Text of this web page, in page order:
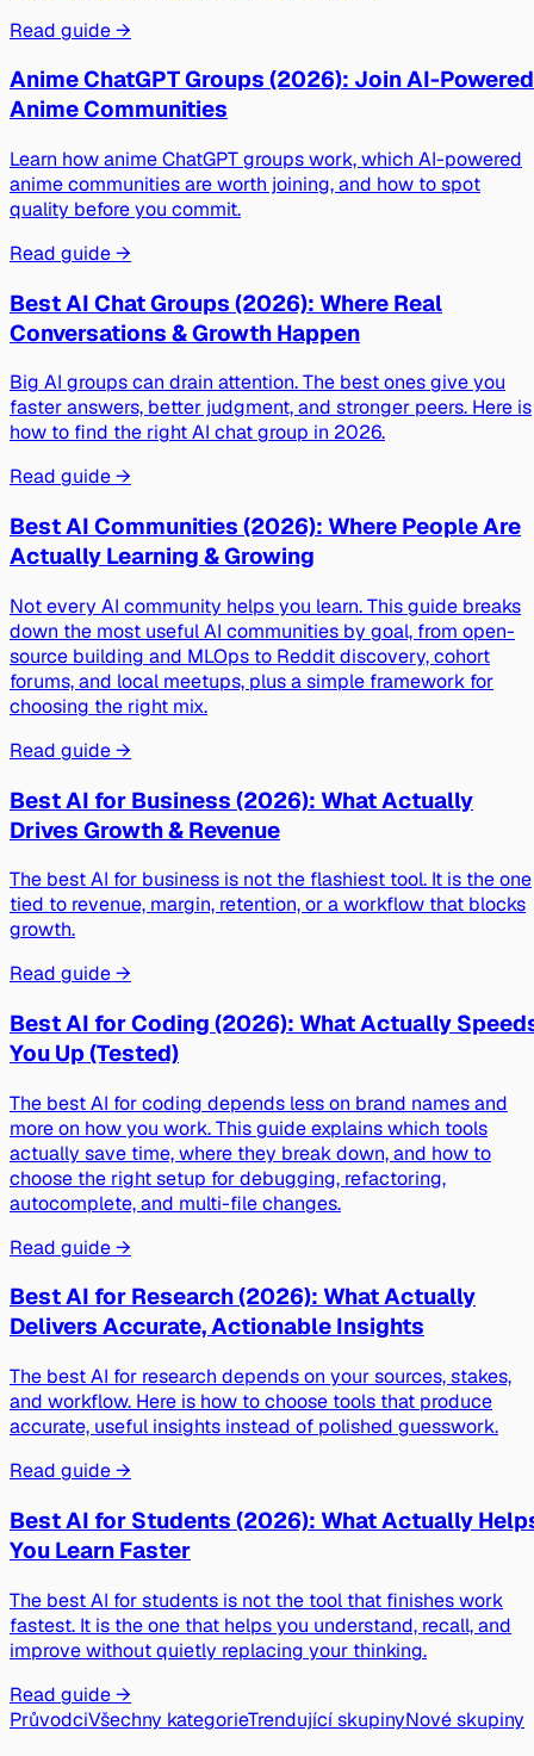
Read guide →
Anime ChatGPT Groups (2026): Join AI-Powered
Anime Communities
Learn how anime ChatGPT groups work, which AI-powered
anime communities are worth joining, and how to spot
quality before you commit.
Read guide →
Best AI Chat Groups (2026): Where Real
Conversations & Growth Happen
Big AI groups can drain attention. The best ones give you
faster answers, better judgment, and stronger peers. Here is
how to find the right AI chat group in 2026.
Read guide →
Best AI Communities (2026): Where People Are
Actually Learning & Growing
Not every AI community helps you learn. This guide breaks
down the most useful AI communities by goal, from open-
source building and MLOps to Reddit discovery, cohort
forums, and local meetups, plus a simple framework for
choosing the right mix.
Read guide →
Best AI for Business (2026): What Actually
Drives Growth & Revenue
The best AI for business is not the flashiest tool. It is the one
tied to revenue, margin, retention, or a workflow that blocks
growth.
Read guide →
Best AI for Coding (2026): What Actually
You Up (Tested)
The best AI for coding depends less on brand names and
more on how you work. This guide explains which tools
actually save time, where they break down, and how to
choose the right setup for debugging, refactoring,
autocomplete, and multi-file changes.
Read guide →
Best AI for Research (2026): What Actually
Delivers Accurate, Actionable Insights
The best AI for research depends on your sources, stakes,
and workflow. Here is how to choose tools that produce
accurate, useful insights instead of polished guesswork.
Read guide →
Best AI for Students (2026): What Actually
You Learn Faster
The best AI for students is not the tool that finishes work
fastest. It is the one that helps you understand, recall, and
improve without quietly replacing your thinking.
Read guide →
PrůvodciVšechny kategorieTrendující skupinyNové skupiny